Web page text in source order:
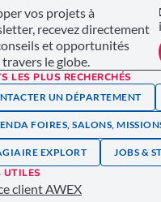
vos projets à
recevez directement
et opportunités
le globe.
LES PLUS RECHERCHÉS
UN DÉPARTEMENT
FOIRES, SALONS,
EXPLORT JOBS &
UTILES
client AWEX